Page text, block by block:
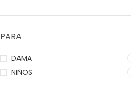
PARA
DAMA
NIÑOS